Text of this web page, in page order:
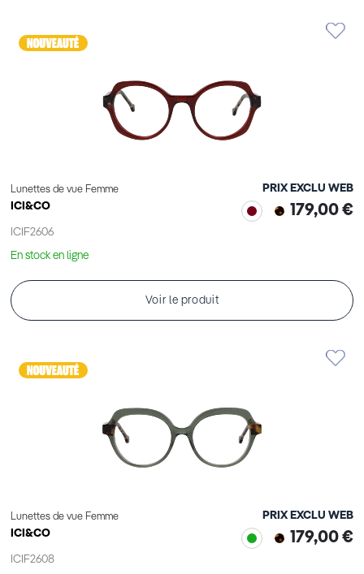
Lunettes de vue Femme
ICI&CO
ICIF2606
PRIX EXCLU WEB
179,00 €
En stock en ligne
Voir le produit
Lunettes de vue Femme
ICI&CO
ICIF2608
PRIX EXCLU WEB
179,00 €